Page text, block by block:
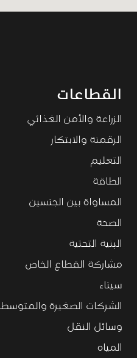
الزراعة والأمن الغذائي
الرقمنة والابتكار
التعليم
الطاقة
المساواة بين الجنسين
الصحة
البنية التحتية
مشاركة القطاع الخاص
سيناء
الشركات الصغيرة
وسائل النقل
المياه
القطاعات